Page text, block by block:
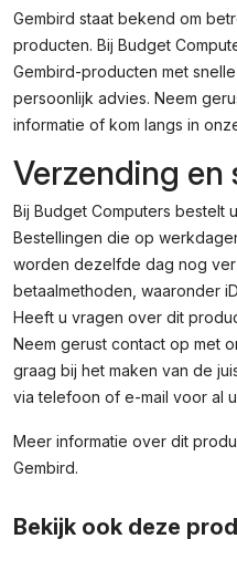
Gembird staat bekend om
producten. Bij Budget
Gembird-producten met
persoonlijk advies. Neem
informatie of kom langs in
Verzending en
Bij Budget Computers bestelt
Bestellingen die op
worden dezelfde dag nog
betaalmethoden, waaronder
Heeft u vragen over dit
Neem gerust contact op met
graag bij het maken van de
via telefoon of e-mail voor al
Meer informatie over dit
Gembird.
Bekijk ook deze